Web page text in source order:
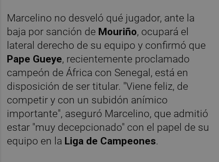
Marcelino no desveló qué jugador, ante la
baja por sanción de Mouriño, ocupará el
lateral derecho de su equipo y confirmó que
Pape Gueye, recientemente proclamado
campeón de África con Senegal, está en
disposición de ser titular. "Viene feliz, de
competir y con un subidón anímico
importante", aseguró Marcelino, que admitió
estar "muy decepcionado" con el papel de su
equipo en la Liga de Campeones.